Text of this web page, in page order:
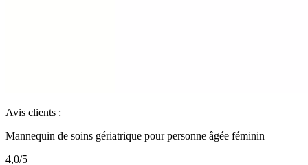
Avis clients :
Mannequin de soins gériatrique pour personne âgée féminin
4,0/5